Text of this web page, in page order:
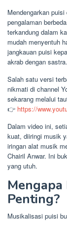
Mendengarkan
pengalaman
terkandung dalam
mudah menyentuh
jangkauan puisi
akrab dengan sastra.
Salah satu versi
nikmati di channel
sekarang melalui
👉 https://
Dalam video ini,
kuat, diiringi musik
iringan alat musik
Chairil Anwar. Ini
yang utuh.
Mengapa
Penting?
Musikalisasi puisi